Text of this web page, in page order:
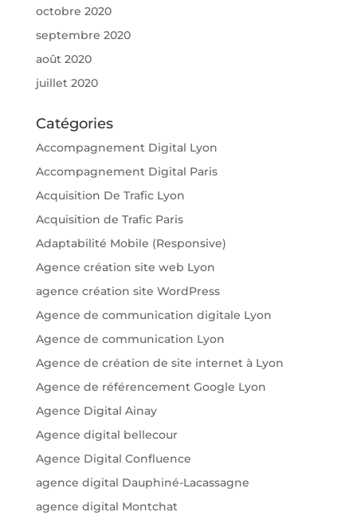
octobre 2020
septembre 2020
août 2020
juillet 2020
Catégories
Accompagnement Digital Lyon
Accompagnement Digital Paris
Acquisition De Trafic Lyon
Acquisition de Trafic Paris
Adaptabilité Mobile (Responsive)
Agence création site web Lyon
agence création site WordPress
Agence de communication digitale Lyon
Agence de communication Lyon
Agence de création de site internet à Lyon
Agence de référencement Google Lyon
Agence Digital Ainay
Agence digital bellecour
Agence Digital Confluence
agence digital Dauphiné-Lacassagne
agence digital Montchat